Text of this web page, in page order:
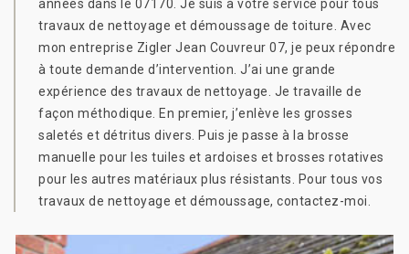
années dans le 07170. Je suis à votre service pour tous
travaux de nettoyage et démoussage de toiture. Avec
mon entreprise Zigler Jean Couvreur 07, je peux répondre
à toute demande d’intervention. J’ai une grande
expérience des travaux de nettoyage. Je travaille de
façon méthodique. En premier, j’enlève les grosses
saletés et détritus divers. Puis je passe à la brosse
manuelle pour les tuiles et ardoises et brosses rotatives
pour les autres matériaux plus résistants. Pour tous vos
travaux de nettoyage et démoussage, contactez-moi.